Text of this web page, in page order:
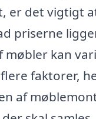
er det vigtigt
priserne
møbler kan
faktorer,
af